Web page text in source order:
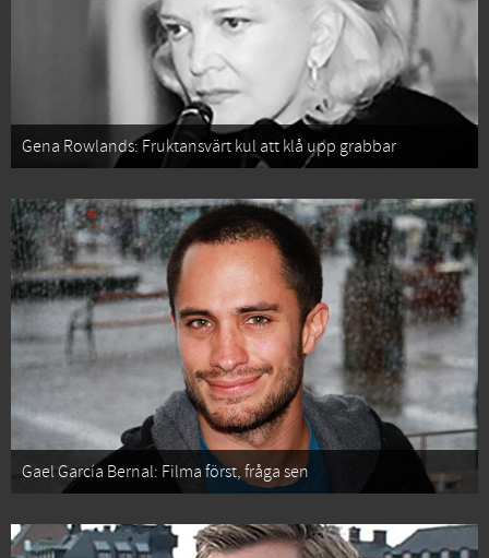
Gena Rowlands: Fruktansvärt kul att klå upp grabbar
Gael García Bernal: Filma först, fråga sen